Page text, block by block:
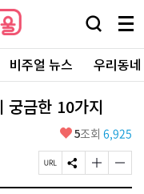
검
창
열
기
메
뉴
전
체
보
비주얼 뉴스 우리동
궁금한 10가지
좋
요
5조회 6,925
페
이
S
N
글
자
글
자